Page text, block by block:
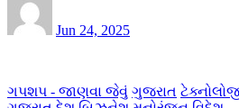
Jun 24, 2025
ગપશપ - જાણવા જેવું ગુજરાત